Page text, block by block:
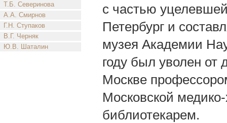
Т.Б. Северинова
А.А. Смирнов
Г.Н. Ступаков
В.Г. Черняк
Ю.В. Шаталин
с частью
Петербург и
музея Академии
году был уволен от
Москве
Московской
библиотекарем.